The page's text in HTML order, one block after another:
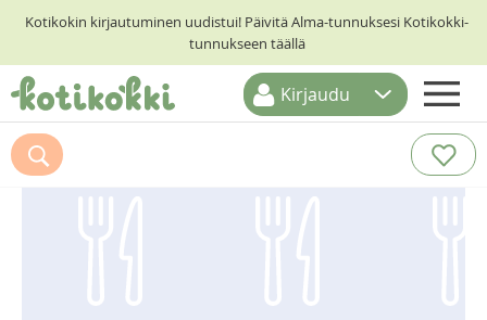
Kotikokin kirjautuminen uudistui! Päivitä Alma-tunnuksesi Kotikokki-
tunnukseen täällä
ETUSIVU
RESEPTIHAKU
Kirjaudu
Suosittelemme myös